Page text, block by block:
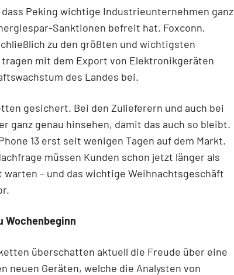
Peking wichtige Industrieunternehmen ganz
Sanktionen befreit hat. Foxconn,
zu den größten und wichtigsten
mit dem Export von Elektronikgeräten
des Landes bei.
gesichert. Bei den Zulieferern und auch bei
ganz genau hinsehen, damit das auch so bleibt.
13 erst seit wenigen Tagen auf dem Markt.
müssen Kunden schon jetzt länger als
warten – und das wichtige Weihnachtsgeschäft
Wochenbeginn
überschatten aktuell die Freude über eine
neuen Geräten, welche die Analysten von